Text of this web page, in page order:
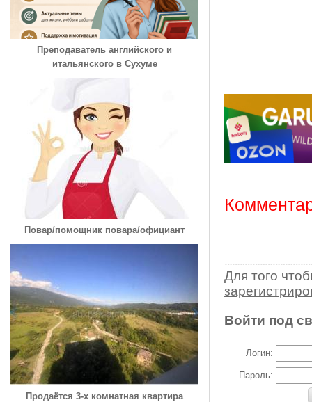
Преподаватель английского и
итальянского в Сухуме
Повар/помощник повара/официант
Продаётся 3-х комнатная квартира
Для того
Войти под
Логин:
Пароль: